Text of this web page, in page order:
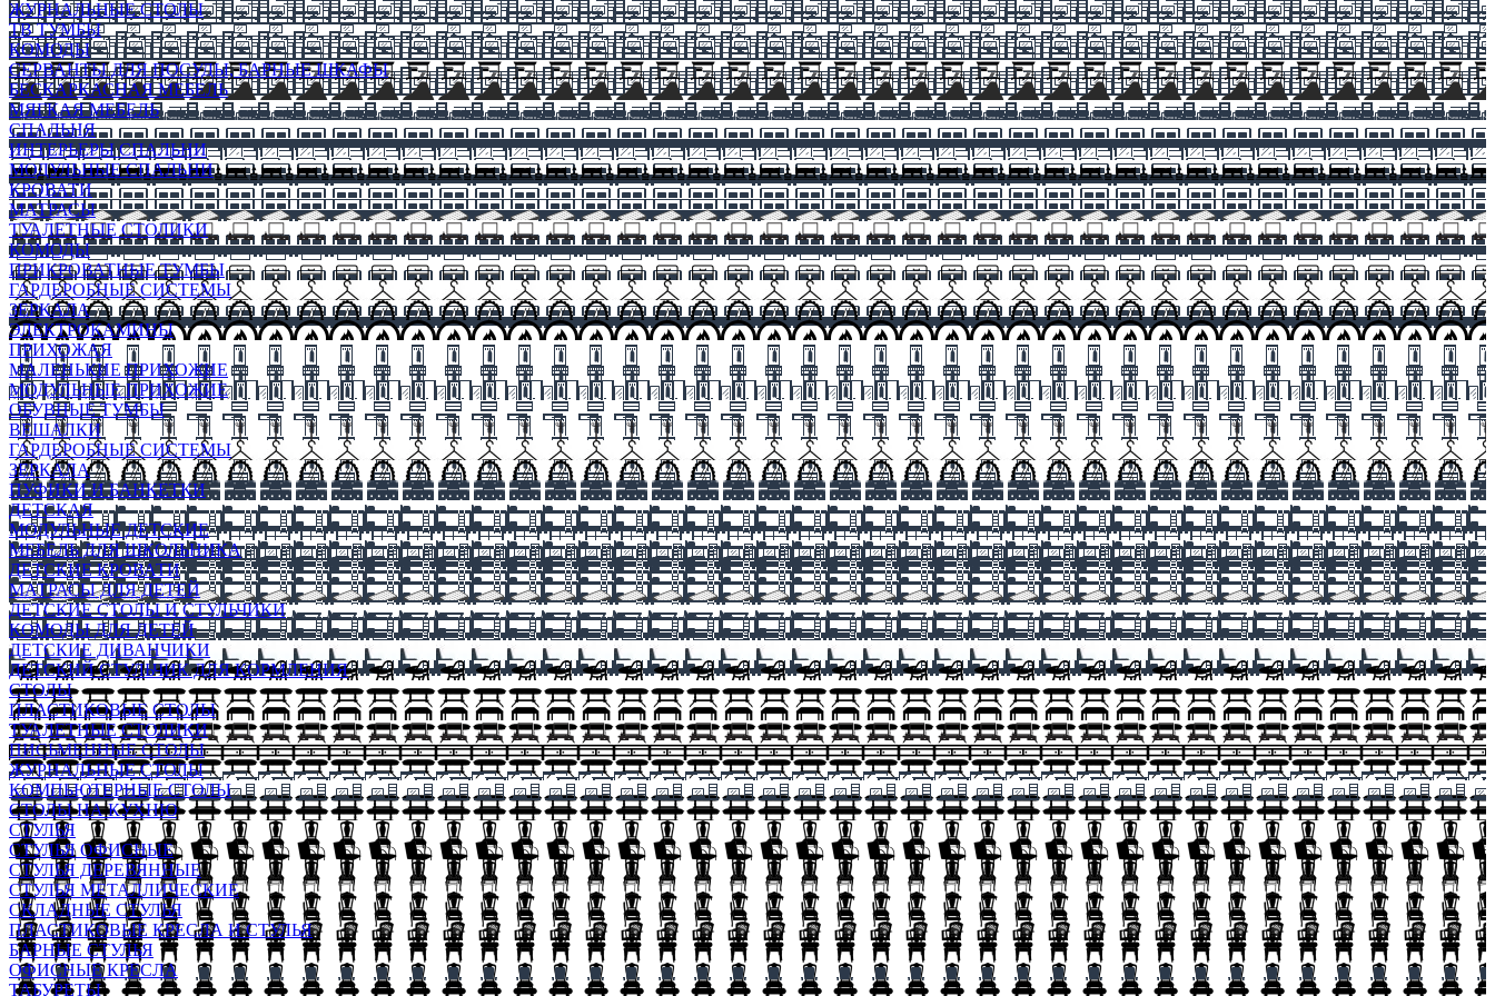
ЖУРНАЛЬНЫЕ СТОЛЫ
ТВ ТУМБЫ
КОМОДЫ
СЕРВАНТЫ ДЛЯ ПОСУДЫ, БАРНЫЕ ШКАФЫ
БЕСКАРКАСНАЯ МЕБЕЛЬ
МЯГКАЯ МЕБЕЛЬ
СПАЛЬНЯ
ИНТЕРЬЕРЫ СПАЛЬНИ
МОДУЛЬНЫЕ СПАЛЬНИ
КРОВАТИ
МАТРАСЫ
ТУАЛЕТНЫЕ СТОЛИКИ
КОМОДЫ
ПРИКРОВАТНЫЕ ТУМБЫ
ГАРДЕРОБНЫЕ СИСТЕМЫ
ЗЕРКАЛА
ЭЛЕКТРОКАМИНЫ
ПРИХОЖАЯ
МАЛЕНЬКИЕ ПРИХОЖИЕ
МОДУЛЬНЫЕ ПРИХОЖИЕ
ОБУВНЫЕ ТУМБЫ
ВЕШАЛКИ
ГАРДЕРОБНЫЕ СИСТЕМЫ
ЗЕРКАЛА
ПУФИКИ И БАНКЕТКИ
ДЕТСКАЯ
МОДУЛЬНЫЕ ДЕТСКИЕ
МЕБЕЛЬ ДЛЯ ШКОЛЬНИКА
ДЕТСКИЕ КРОВАТИ
МАТРАСЫ ДЛЯ ДЕТЕЙ
ДЕТСКИЕ СТОЛЫ И СТУЛЬЧИКИ
КОМОДЫ ДЛЯ ДЕТЕЙ
ДЕТСКИЕ ДИВАНЧИКИ
ДЕТСКИЙ СТУЛЬЧИК ДЛЯ КОРМЛЕНИЯ
СТОЛЫ
ПЛАСТИКОВЫЕ СТОЛЫ
ТУАЛЕТНЫЕ СТОЛИКИ
ПИСЬМЕННЫЕ СТОЛЫ
ЖУРНАЛЬНЫЕ СТОЛЫ
КОМПЬЮТЕРНЫЕ СТОЛЫ
СТОЛЫ НА КУХНЮ
СТУЛЬЯ
СТУЛЬЯ ОФИСНЫЕ
СТУЛЬЯ ДЕРЕВЯННЫЕ
СТУЛЬЯ МЕТАЛЛИЧЕСКИЕ
СКЛАДНЫЕ СТУЛЬЯ
ПЛАСТИКОВЫЕ КРЕСЛА И СТУЛЬЯ
БАРНЫЕ СТУЛЬЯ
ОФИСНЫЕ КРЕСЛА
ТАБУРЕТЫ